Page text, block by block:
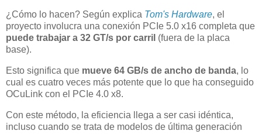
¿Cómo lo hacen? Según explica Tom's Hardware, el
proyecto involucra una conexión PCIe 5.0 x16 completa que
puede trabajar a 32 GT/s por carril (fuera de la placa
base).
Esto significa que mueve 64 GB/s de ancho de banda, lo
cual es cuatro veces más potente que lo que ha conseguido
OCuLink con el PCIe 4.0 x8.
Con este método, la eficiencia llega a ser casi idéntica,
incluso cuando se trata de modelos de última generación